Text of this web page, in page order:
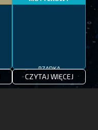
CZYTAJ WIĘCEJ